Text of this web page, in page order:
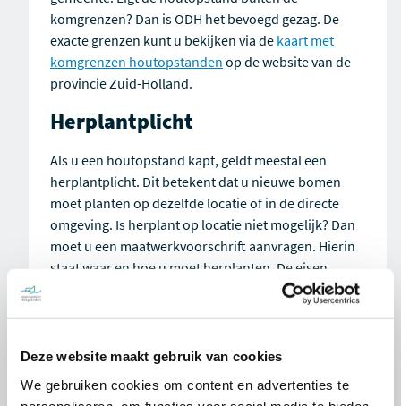
Deze website maakt gebruik van cookies
We gebruiken cookies om content en advertenties te
komgrenzen? Dan is ODH het bevoegd gezag. De
exacte grenzen kunt u bekijken via de kaart met
komgrenzen houtopstanden op de website van de
provincie Zuid-Holland.
Herplantplicht
Als u een houtopstand kapt, geldt meestal een
herplantplicht. Dit betekent dat u nieuwe bomen
moet planten op dezelfde locatie of in de directe
omgeving. Is herplant op locatie niet mogelijk? Dan
moet u een maatwerkvoorschrift aanvragen. Hierin
staat waar en hoe u moet herplanten. De eisen
hiervoor zijn vastgelegd in artikel 11.119 van het Bal.
Extra regels bij beschermde
natuur
Gaat u werken in of bij een Natura 2000-gebied of in